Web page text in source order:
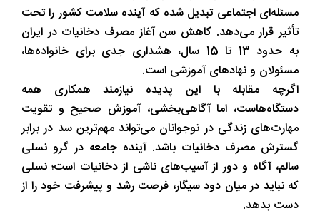
مسئله‌ای اجتماعی تبدیل شده که آینده سلامت کشور را تحت
تأثیر قرار می‌دهد. کاهش سن آغاز مصرف دخانیات در ایران
به حدود 13 تا 15 سال، هشداری جدی برای خانواده‌ها،
مسئولان و نهادهای آموزشی است.
اگرچه مقابله با این پدیده نیازمند همکاری همه
دستگاه‌هاست، اما آگاهی‌بخشی، آموزش صحیح و تقویت
مهارت‌های زندگی در نوجوانان می‌تواند مهم‌ترین سد در برابر
گسترش مصرف دخانیات باشد. آینده جامعه در گرو نسلی
سالم، آگاه و دور از آسیب‌های ناشی از دخانیات است؛ نسلی
که نباید در میان دود سیگار، فرصت رشد و پیشرفت خود را از
دست بدهد.